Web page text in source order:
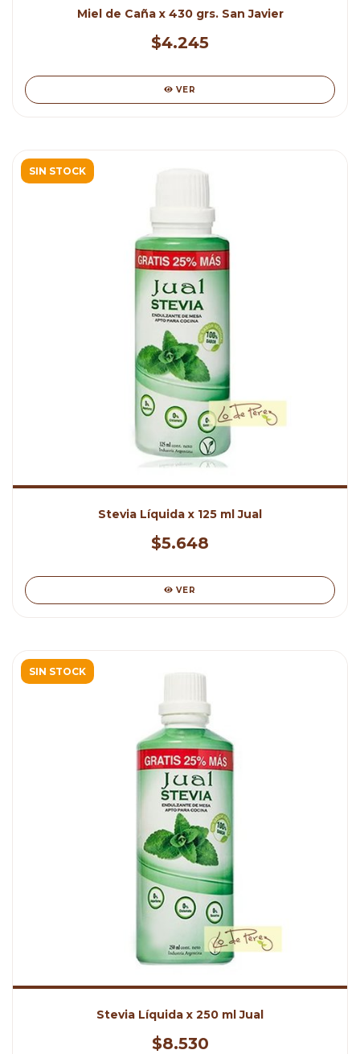
Miel de Caña x 430 grs. San Javier
$4.245
VER
SIN STOCK
Stevia Líquida x 125 ml Jual
$5.648
VER
SIN STOCK
Stevia Líquida x 250 ml Jual
$8.530